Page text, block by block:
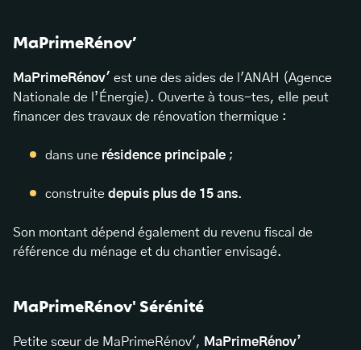
MaPrimeRénov’
MaPrimeRénov' est une des aides de l'ANAH (Agence
Nationale de l’Énergie). Ouverte à tous-tes, elle peut
financer des travaux de rénovation thermique :
dans une résidence principale ;
construite depuis plus de 15 ans.
Son montant dépend également du revenu fiscal de
référence du ménage et du chantier envisagé.
MaPrimeRénov' Sérénité
Petite sœur de MaPrimeRénov', MaPrimeRénov’